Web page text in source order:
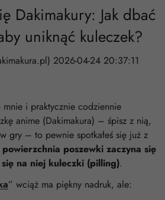
Dakimakury: Jak dbać
uniknąć kuleczek?
2026-04-24 20:37:11
mnie i praktycznie codziennie
anime (Dakimakura) – śpisz z nią,
gry – to pewnie spotkałeś się już z
powierzchnia poszewki zaczyna się
na niej kuleczki (pilling).
” wciąż ma piękny nadruk, ale: